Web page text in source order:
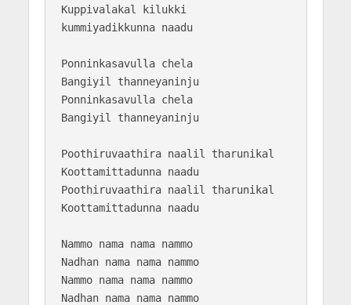
Kuppivalakal kilukki
kummiyadikkunna naadu
Ponninkasavulla chela
Bangiyil thanneyaninju
Ponninkasavulla chela
Bangiyil thanneyaninju
Poothiruvaathira naalil tharunikal
Koottamittadunna naadu
Poothiruvaathira naalil tharunikal
Koottamittadunna naadu
Nammo nama nama nammo
Nadhan nama nama nammo
Nammo nama nama nammo
Nadhan nama nama nammo